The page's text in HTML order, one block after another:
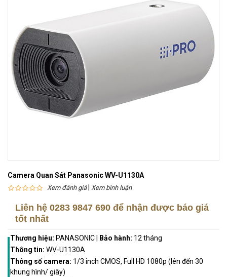
Camera Quan Sát Panasonic WV-U1130A
Xem đánh giá| Xem bình luận
Liên hệ 0283 9847 690 để nhận được báo giá
tốt nhất
Thương hiệu: PANASONIC Bảo hành: 12 tháng
Thông tin: WV-U1130A
Thông số camera: 1/3 inch CMOS, Full HD 1080p (lên đến 30
khung hình/ giây)